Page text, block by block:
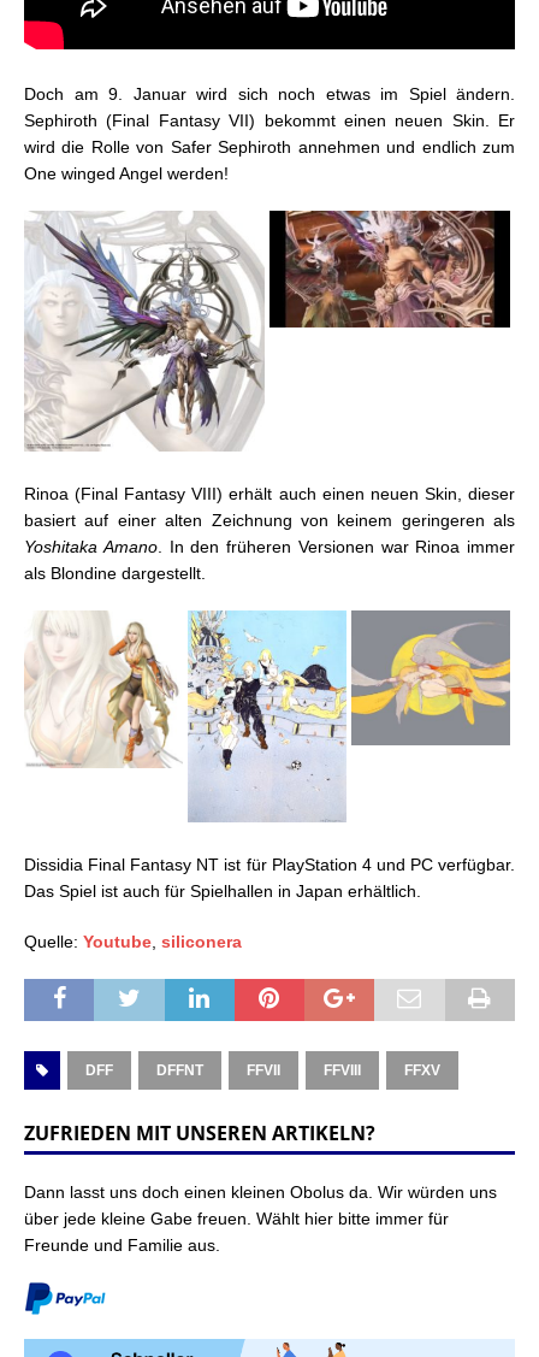
Doch am 9. Januar wird sich noch etwas im Spiel ändern.
Sephiroth (Final Fantasy VII) bekommt einen neuen Skin. Er
wird die Rolle von Safer Sephiroth annehmen und endlich zum
One winged Angel werden!
Rinoa (Final Fantasy VIII) erhält auch einen neuen Skin, dieser
basiert auf einer alten Zeichnung von keinem geringeren als
Yoshitaka Amano. In den früheren Versionen war Rinoa immer
als Blondine dargestellt.
Dissidia Final Fantasy NT ist für PlayStation 4 und PC verfügbar.
Das Spiel ist auch für Spielhallen in Japan erhältlich.
Quelle: Youtube siliconera
DFF DFFNT FFVII FFVIII FFXV
ZUFRIEDEN MIT UNSEREN ARTIKELN?
Dann lasst uns doch einen kleinen Obolus da. Wir würden uns
über jede kleine Gabe freuen. Wählt hier bitte immer für
Freunde und Familie aus.